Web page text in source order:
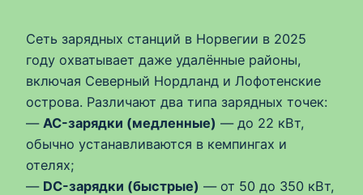
Сеть зарядных станций в Норвегии в 2025
году охватывает даже удалённые районы,
включая Северный Нордланд и Лофотенские
острова. Различают два типа зарядных точек:
— AC-зарядки (медленные) — до 22 кВт,
обычно устанавливаются в кемпингах и
отелях;
— DC-зарядки (быстрые) — от 50 до 350 кВт,